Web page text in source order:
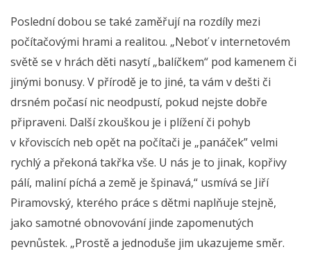
Poslední dobou se také zaměřují na rozdíly mezi
počítačovými hrami a realitou. „Neboť v internetovém
světě se v hrách děti nasytí „balíčkem“ pod kamenem či
jinými bonusy. V přírodě je to jiné, ta vám v dešti či
drsném počasí nic neodpustí, pokud nejste dobře
připraveni. Další zkouškou je i plížení či pohyb
v křoviscích neb opět na počítači je „panáček” velmi
rychlý a překoná takřka vše. U nás je to jinak, kopřivy
pálí, maliní píchá a země je špinavá,“ usmívá se Jiří
Piramovský, kterého práce s dětmi naplňuje stejně,
jako samotné obnovování jinde zapomenutých
pevnůstek. „Prostě a jednoduše jim ukazujeme směr.